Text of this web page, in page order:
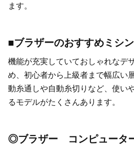
ます。
■ブラザーのおすすめミシ
機能が充実していておしゃれなデ
め、初心者から上級者まで幅広い
動糸通しや自動糸切りなど、使い
るモデルがたくさんあります。
◎ブラザー コンピュータ